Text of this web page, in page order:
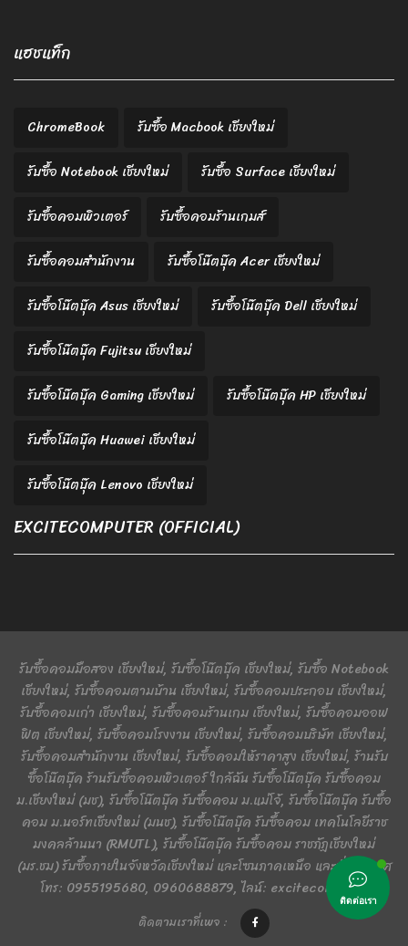
แฮชแท็ก
ChromeBook
รับซื้อ Macbook เชียงใหม่
รับซื้อ Notebook เชียงใหม่
รับซื้อ Surface เชียงใหม่
รับซื้อคอมพิวเตอร์
รับซื้อคอมร้านเกมส์
รับซื้อคอมสำนักงาน
รับซื้อโน๊ตบุ๊ค Acer เชียงใหม่
รับซื้อโน๊ตบุ๊ค Asus เชียงใหม่
รับซื้อโน๊ตบุ๊ค Dell เชียงใหม่
รับซื้อโน๊ตบุ๊ค Fujitsu เชียงใหม่
รับซื้อโน๊ตบุ๊ค Gaming เชียงใหม่
รับซื้อโน๊ตบุ๊ค HP เชียงใหม่
รับซื้อโน๊ตบุ๊ค Huawei เชียงใหม่
รับซื้อโน๊ตบุ๊ค Lenovo เชียงใหม่
EXCITECOMPUTER (OFFICIAL)
รับซื้อคอมมือสอง เชียงใหม่, รับซื้อโน๊ตบุ๊ค เชียงใหม่, รับซื้อ Notebook
เชียงใหม่, รับซื้อคอมตามบ้าน เชียงใหม่, รับซื้อคอมประกอบ เชียงใหม่,
รับซื้อคอมเก่า เชียงใหม่, รับซื้อคอมร้านเกม เชียงใหม่, รับซื้อคอมออฟ
ฟิต เชียงใหม่, รับซื้อคอมโรงงาน เชียงใหม่, รับซื้อคอมบริษัท เชียงใหม่,
รับซื้อคอมสำนักงาน เชียงใหม่, รับซื้อคอมให้ราคาสูง เชียงใหม่, ร้านรับ
ซื้อโน๊ตบุ๊ค ร้านรับซื้อคอมพิวเตอร์ ใกล้ฉัน รับซื้อโน๊ตบุ๊ค รับซื้อคอม
ม.เชียงใหม่ (มช), รับซื้อโน๊ตบุ๊ค รับซื้อคอม ม.แม่โจ้, รับซื้อโน๊ตบุ๊ค รับซื้อ
คอม ม.นอร์ทเชียงใหม่ (มนช), รับซื้อโน๊ตบุ๊ค รับซื้อคอม เทคโนโลยีราช
มงคลล้านนา (RMUTL), รับซื้อโน๊ตบุ๊ค รับซื้อคอม ราชภัฏเชียงใหม่
(มร.ชม) รับซื้อภายในจังหวัดเชียงใหม่ และโซนภาคเหนือ และทั่วประเทศ
โทร: 0955195680, 0960688879, ไลน์: excitecomputer
ติดตามเราที่เพจ :
ติดต่อเรา